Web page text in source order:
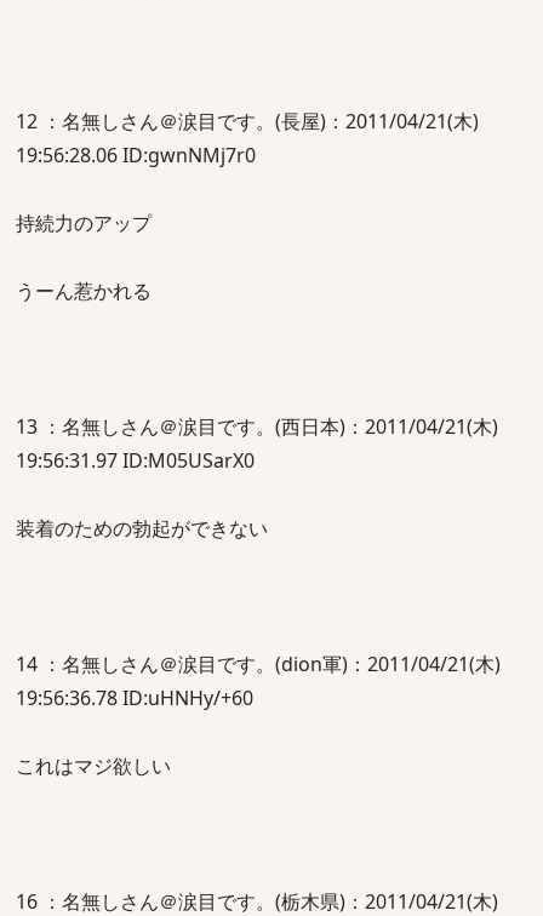
12 ：名無しさん＠涙目です。(長屋)：2011/04/21(木)
19:56:28.06 ID:gwnNMj7r0
持続力のアップ
うーん惹かれる
13 ：名無しさん＠涙目です。(西日本)：2011/04/21(木)
19:56:31.97 ID:M05USarX0
装着のための勃起ができない
14 ：名無しさん＠涙目です。(dion軍)：2011/04/21(木)
19:56:36.78 ID:uHNHy/+60
これはマジ欲しい
16 ：名無しさん＠涙目です。(栃木県)：2011/04/21(木)